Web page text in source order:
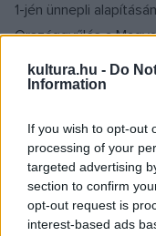
kultura.hu - Do
Information
If you wish to opt-out
processing of your
targeted advertising
section to confirm
opt-out request is
interest-based ads
1-jén ünnepli
Országgyűlés a
egyetemalapítás
Jubileum Stratégiai
püspök szobrának
jubileumáracímmel. A
eszmeiségének, a
jelentőségének